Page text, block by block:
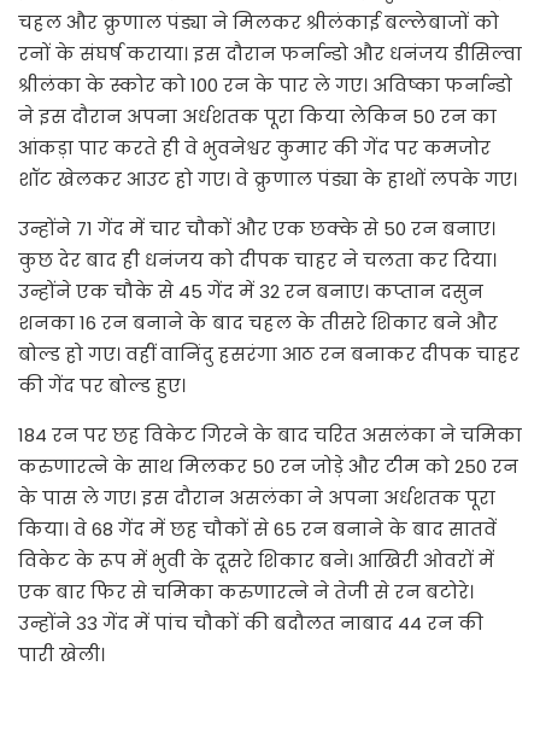
चहल और क्रुणाल पंड्या ने मिलकर श्रीलंकाई बल्लेबाजों को
रनों के संघर्ष कराया। इस दौरान फर्नान्डो और धनंजय डीसिल्वा
श्रीलंका के स्कोर को 100 रन के पार ले गए। अविष्का फर्नान्डो
ने इस दौरान अपना अर्धशतक पूरा किया लेकिन 50 रन का
आंकड़ा पार करते ही वे भुवनेश्वर कुमार की गेंद पर कमजोर
शॉट खेलकर आउट हो गए। वे क्रुणाल पंड्या के हाथों लपके गए।
उन्होंने 71 गेंद में चार चौकों और एक छक्के से 50 रन बनाए।
कुछ देर बाद ही धनंजय को दीपक चाहर ने चलता कर दिया।
उन्होंने एक चौके से 45 गेंद में 32 रन बनाए। कप्तान दसुन
शनका 16 रन बनाने के बाद चहल के तीसरे शिकार बने और
बोल्ड हो गए। वहीं वानिंदु हसरंगा आठ रन बनाकर दीपक चाहर
की गेंद पर बोल्ड हुए।
184 रन पर छह विकेट गिरने के बाद चरित असलंका ने चमिका
करुणारत्ने के साथ मिलकर 50 रन जोड़े और टीम को 250 रन
के पास ले गए। इस दौरान असलंका ने अपना अर्धशतक पूरा
किया। वे 68 गेंद में छह चौकों से 65 रन बनाने के बाद सातवें
विकेट के रूप में भुवी के दूसरे शिकार बने। आखिरी ओवरों में
एक बार फिर से चमिका करुणारत्ने ने तेजी से रन बटोरे।
उन्होंने 33 गेंद में पांच चौकों की बदौलत नाबाद 44 रन की
पारी खेली।